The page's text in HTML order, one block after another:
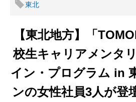
東北
【東北地方】「
校生キャリアメンタ
イン・プログラム in
ンの女性社員3人が登